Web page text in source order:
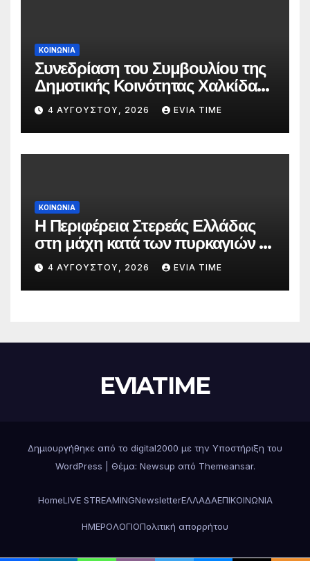
ΚΟΙΝΩΝΙΑ
Συνεδρίαση του Συμβουλίου της
Δημοτικής Κοινότητας Χαλκίδας
την 5 Αυγούστου
4 ΑΥΓΟΎΣΤΟΥ, 2026 EVIA TIME
ΚΟΙΝΩΝΙΑ
Η Περιφέρεια Στερεάς Ελλάδας
στη μάχη κατά των πυρκαγιών –
Δράσεις και στήριξη σε πέντε
περιφερειακές ενότητες
4 ΑΥΓΟΎΣΤΟΥ, 2026 EVIA TIME
EVIATIME
Δημιουργήθηκε από το digital2000 με την Υποστήριξη του
WordPress
Θέμα: Newsup από Themeansar.
HomeLIVE STREAMINGNewsletterΕΛΛΑΔΑΕΠΙΚΟΙΝΩΝΙΑ
ΗΜΕΡΟΛΟΓΙΟΠολιτική απορρήτου